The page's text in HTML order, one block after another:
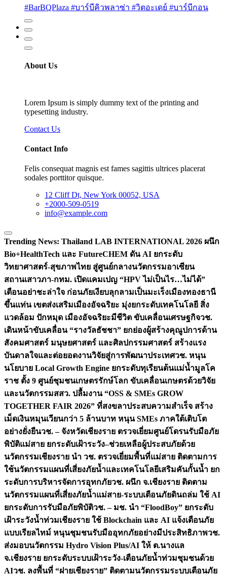
#BarBQPlaza #บาร์บีคิวพลาซ่า #วิตอะเดย์ #บาร์บีกอน
About Us
Lorem Ipsum is simply dummy text of the printing and
typesetting industry.
Contact Us
Contact Info
Felis consequat magnis est fames sagittis ultrices placerat
sodales porttitor quisque.
12 Cliff Dt, New York 00052, USA
+2000-509-0519
info@example.com
Trending News: Thailand LAB INTERNATIONAL 2026 ผนึก
Bio+HealthTech และ FutureCHEM ดัน AI ยกระดับ
วิทยาศาสตร์-สุขภาพไทย สู่ศูนย์กลางนวัตกรรมอาเซียน
สถานเสาวภา-กทม. เปิดแคมเปญ “HPV ไม่เป็นไร…ไม่ได้”
เตือนอย่าชะล่าใจ ก่อนภัยเงียบลุกลามเป็นมะเร็งเมืองทองธานี
ขึ้นแท่น เขตส่งเสริมเมืองอัจฉริยะ มุ่งยกระดับเทคโนโลยี สิ่ง
แวดล้อม ปักหมุด เมืองอัจฉริยะมีชีวิต ขับเคลื่อนเศรษฐกิจวช.
เดินหน้าขับเคลื่อน “รางวัลธัชชา” ยกย่องผู้สร้างคุณูปการด้าน
สังคมศาสตร์ มนุษยศาสตร์ และศิลปกรรมศาสตร์ สร้างแรง
บันดาลใจและต่อยอดงานวิจัยสู่การพัฒนาประเทศวช. หนุน
นโยบาย Local Growth Engine ยกระดับทุเรียนต้นแม่น้ำมูลโค
ราช ตั้ง 9 ศูนย์ชุมชนเกษตรรักษ์โลก ขับเคลื่อนเกษตรด้วยวิจัย
และนวัตกรรมสสว. ปลื้มงาน “OSS & SMEs GROW
TOGETHER FAIR 2026” ที่สงขลาประสบความสำเร็จ สร้าง
เม็ดเงินหมุนเวียนกว่า 5 ล้านบาท หนุน SMEs ภาคใต้เติบโต
อย่างยั่งยืนวช. – จังหวัดเชียงราย ตรวจเยี่ยมศูนย์โดรนรับมือภัย
พิบัติแม่สาย ยกระดับเฝ้าระวัง–ช่วยเหลือผู้ประสบภัยด้วย
นวัตกรรมเชียงราย นำ วช. ตรวจเยี่ยมพื้นที่แม่สาย ติดตามการ
ใช้นวัตกรรมแผนที่เสี่ยงภัยน้ำและเทคโนโลยีเสริมคันกั้นน้ำ ยก
ระดับการบริหารจัดการอุทกภัยวช. ผนึก จ.เชียงราย ติดตาม
นวัตกรรมแผนที่เสี่ยงภัยน้ำแม่สาย-ระบบเตือนภัยดินถล่ม ใช้ AI
ยกระดับการรับมือภัยพิบัติวช. – มช. นำ “FloodBoy” ยกระดับ
เฝ้าระวังน้ำท่วมเชียงราย ใช้ Blockchain และ AI แจ้งเตือนภัย
แบบเรียลไทม์ หนุนชุมชนรับมืออุทกภัยอย่างมีประสิทธิภาพวช.
ส่งมอบนวัตกรรม Hydro Vision Plus/AI ให้ ต.นางแล
จ.เชียงราย ยกระดับระบบเฝ้าระวัง-เตือนภัยน้ำท่วมชุมชนด้วย
AIวช. ลงพื้นที่ “ฝายเชียงราย” ติดตามนวัตกรรมระบบเตือนภัย